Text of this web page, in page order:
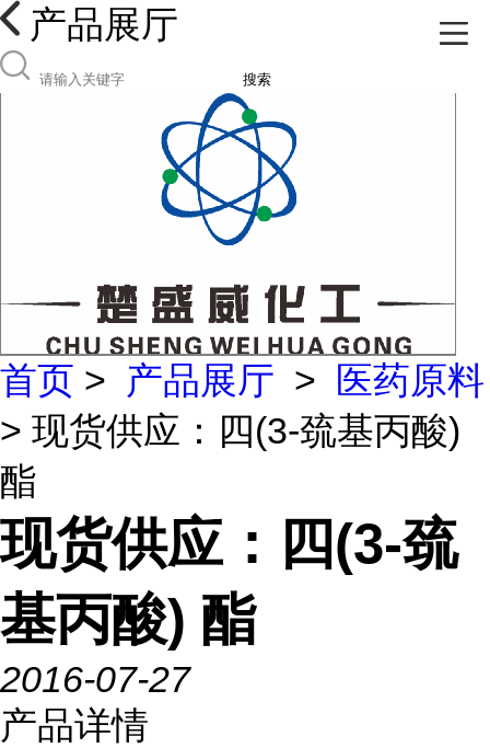
产品展厅
搜索
首页 > 产品展厅 >
医药原料
> 现货供应：四(3-巯基丙酸)
酯
现货供应：四(3-巯
基丙酸) 酯
2016-07-27
产品详情